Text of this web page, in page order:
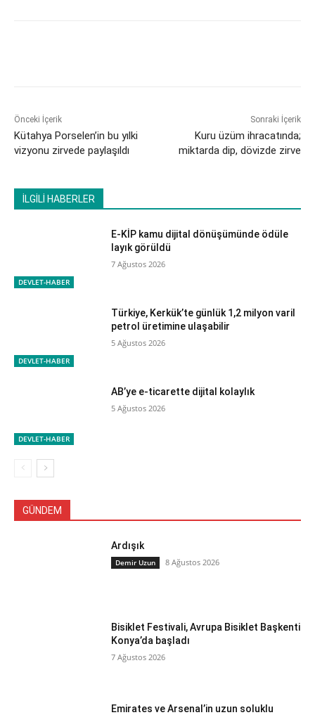
Önceki İçerik
Kütahya Porselen’in bu yılki
vizyonu zirvede paylaşıldı
Sonraki İçerik
Kuru üzüm ihracatında;
miktarda dip, dövizde zirve
İLGİLİ HABERLER
DEVLET-HABER
E-KİP kamu dijital dönüşümünde ödüle
layık görüldü
7 Ağustos 2026
DEVLET-HABER
Türkiye, Kerkük’te günlük 1,2 milyon varil
petrol üretimine ulaşabilir
5 Ağustos 2026
DEVLET-HABER
AB’ye e-ticarette dijital kolaylık
5 Ağustos 2026
GÜNDEM
Ardışık
Demir Uzun 8 Ağustos 2026
Bisiklet Festivali, Avrupa Bisiklet Başkenti
Konya’da başladı
7 Ağustos 2026
Emirates ve Arsenal’in uzun soluklu